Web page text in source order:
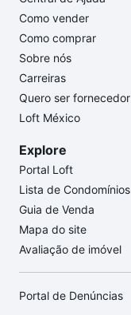
Como vender
Como comprar
Sobre nós
Carreiras
Quero ser fornecedor
Loft México
Explore
Portal Loft
Lista de Condomínios
Guia de Venda
Mapa do site
Avaliação de imóvel
Portal de Denúncias